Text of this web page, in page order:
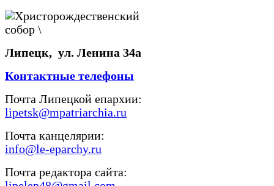
Липецк, ул. Ленина 34а
Контактные телефоны
Почта Липецкой епархии:
lipetsk@mpatriarchia.ru
Почта канцелярии:
info@le-eparchy.ru
Почта редактора сайта: